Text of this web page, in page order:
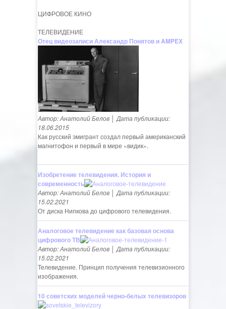
ЦИФРОВОЕ КИНО
ТЕЛЕВИДЕНИЕ
Отец видеозаписи Александр Понятов и AMPEX
Автор: Анатолий Белов │ Дата публикации:
18.06.2015
Как русский эмигрант создал первый американский
магнитофон и первый в мире «видик».
Изобретение телевидения. История и
современность
Автор: Анатолий Белов │ Дата публикации:
15.02.2021
От диска Нипкова до цифрового телевидения.
Аналоговое телевидение как базовая основа
цифрового ТВ
Автор: Анатолий Белов │ Дата публикации:
15.02.2021
Телевидение. Принцип получения телевизионного
изображения.
10 советских моделей черно-белых телевизоров